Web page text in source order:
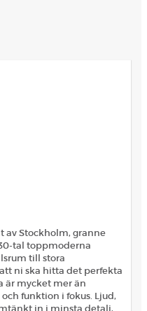
av Stockholm, granne
tal toppmoderna
till stora
ni ska hitta det perfekta
är mycket mer än
funktion i fokus. Ljud,